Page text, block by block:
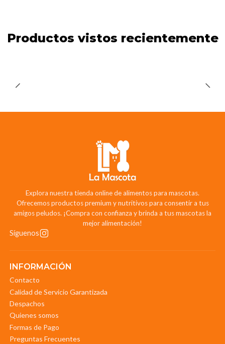
Productos vistos recientemente
Explora nuestra tienda online de alimentos para mascotas.
Ofrecemos productos premium y nutritivos para consentir a tus
amigos peludos. ¡Compra con confianza y brinda a tus mascotas la
mejor alimentación!
Síguenos
INFORMACIÓN
Contacto
Calidad de Servicio Garantizada
Despachos
Quienes somos
Formas de Pago
Preguntas Frecuentes